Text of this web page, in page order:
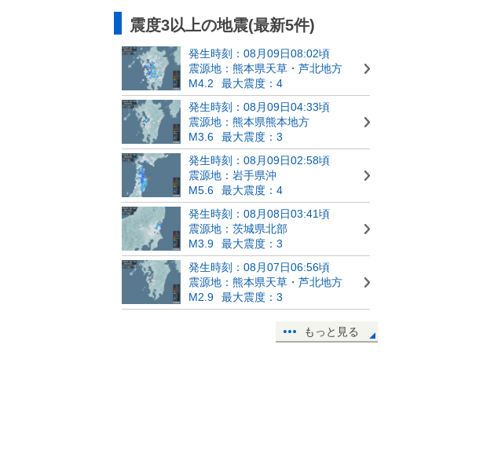
震度3以上の地震(最新5件)
発生時刻：08月09日08:02頃
震源地：熊本県天草・芦北地方
M4.2
最大震度：4
発生時刻：08月09日04:33頃
震源地：熊本県熊本地方
M3.6
最大震度：3
発生時刻：08月09日02:58頃
震源地：岩手県沖
M5.6
最大震度：4
発生時刻：08月08日03:41頃
震源地：茨城県北部
M3.9
最大震度：3
発生時刻：08月07日06:56頃
震源地：熊本県天草・芦北地方
M2.9
最大震度：3
もっと見る